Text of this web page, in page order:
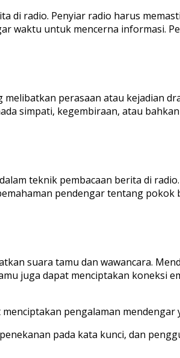
di radio. Penyiar radio harus
waktu untuk mencerna informasi.
perasaan atau kejadian
simpati, kegembiraan, atau
teknik pembacaan berita di
pendengar tentang
suara tamu dan wawancara.
juga dapat menciptakan koneksi
pengalaman
pada kata kunci, dan